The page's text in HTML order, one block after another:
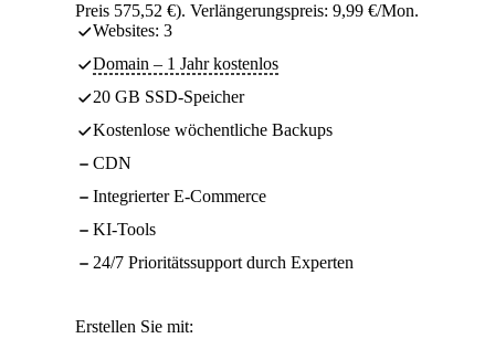
Preis 575,52 €). Verlängerungspreis: 9,99 €/Mon.
Websites: 3
Domain – 1 Jahr kostenlos
20 GB SSD-Speicher
Kostenlose wöchentliche Backups
CDN
Integrierter E-Commerce
KI-Tools
24/7 Prioritätssupport durch Experten
Erstellen Sie mit: